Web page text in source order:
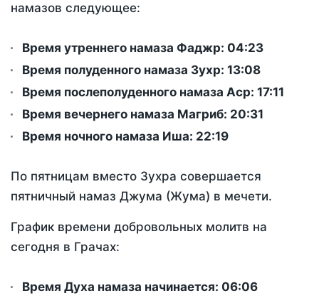
намазов следующее:
Время утреннего намаза Фаджр: 04:23
Время полуденного намаза Зухр: 13:08
Время послеполуденного намаза Аср: 17:11
Время вечернего намаза Магриб: 20:31
Время ночного намаза Иша: 22:19
По пятницам вместо Зухра совершается
пятничный намаз Джума (Жума) в мечети.
График времени добровольных молитв на
сегодня в Грачах:
Время Духа намаза начинается: 06:06